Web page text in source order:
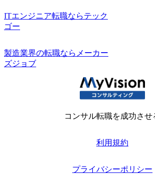
ITエンジニア転職ならテック
ゴー
製造業界の転職ならメーカー
ズジョブ
コンサル転職を成功させ
利用規約
プライバシーポリシー